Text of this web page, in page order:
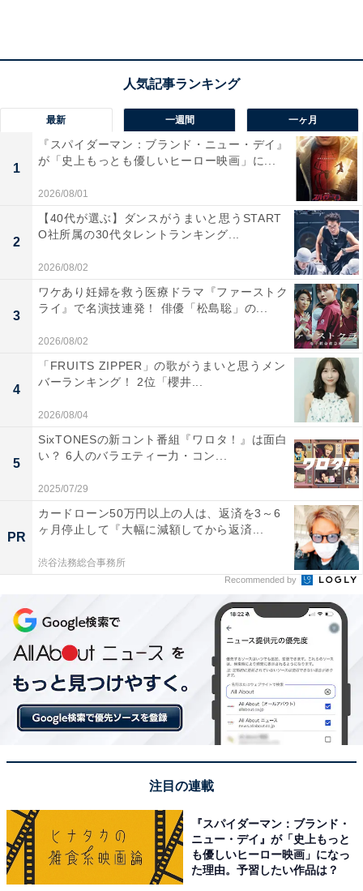
プレゼントします。風鈴の音が聞こえれば夏が終わって
たが、夏海のことを1番大切にしたい、今までもこれか
らもずっとそばにいたいと思いを告げ――。
一方、愛梨（吉川愛）は交際中の修（萩原利久）が毎晩
電話してくることに少し困惑。その気持ちを聞かされた
修も、恋愛は一筋縄ではいかない、今の自分に恋愛は必
要ないのかもしれないという悩みを守（白濱亜嵐）に相
談。理沙（仁村紗和）は息子・春樹（石塚陸翔）の母で
あることを1番大切に思い、宗佑（水上恒司）への気持
ちを胸にしまうという決意を、復縁を持ちかけてきた元
夫・翔平（森崎ウィン）に話し――。
画像出典：フジテレビ系『真夏のシンデレラ』 公式サイト
最新 一週間 一ヶ月
1
『スパイダーマン：ブランド・ニュー・デイ』
が「史上もっとも優しいヒーロー映画」に...
2026/08/01
2
【40代が選ぶ】ダンスがうまいと思うSTART
O社所属の30代タレントランキング...
2026/08/02
3
ワケあり妊婦を救う医療ドラマ『ファーストク
ライ』で名演技連発！ 俳優「松島聡」の...
2026/08/02
4
「FRUITS ZIPPER」の歌がうまいと思うメン
バーランキング！ 2位「櫻井...
2026/08/04
5
SixTONESの新コント番組『ワロタ！』は面白
い？ 6人のバラエティー力・コン...
2025/07/29
PR
カードローン50万円以上の人は、返済を3～6
ヶ月停止して『大幅に減額してから返済...
渋谷法務総合事務所
Recommended by
注目の連載
『スパイダーマン：ブランド・
ニュー・デイ』が「史上もっと
も優しいヒーロー映画」になっ
た理由。予習したい作品は？